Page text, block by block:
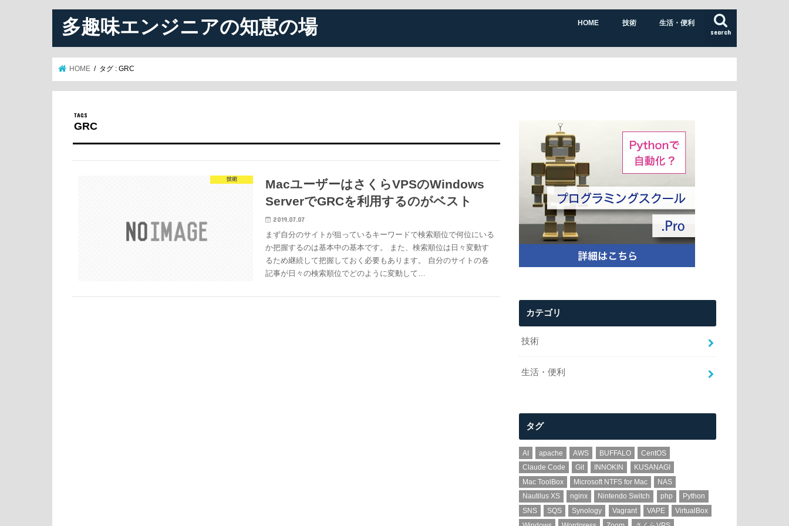
多趣味エンジニアの知恵の場 search
HOME 技術 生活・便利
HOME タグ : GRC
GRC
技術
MacユーザーはさくらVPSのWindows
ServerでGRCを利用するのがベスト
2019.07.07
まず自分のサイトが狙っているキーワードで検索順位で何位にいる
か把握するのは基本中の基本です。 また、検索順位は日々変動す
るため継続して把握しておく必要もあります。 自分のサイトの各
記事が日々の検索順位でどのように変動して…
カテゴリ
技術
生活・便利
タグ
AI apache AWS BUFFALO
CentOS
Claude Code
Git INNOKIN
KUSANAGI
Mac ToolBox
Microsoft NTFS for Mac
NAS
Nautilus XS
nginx Nintendo Switch php
Python
SNS
SQS Synology Vagrant VAPE
VirtualBox